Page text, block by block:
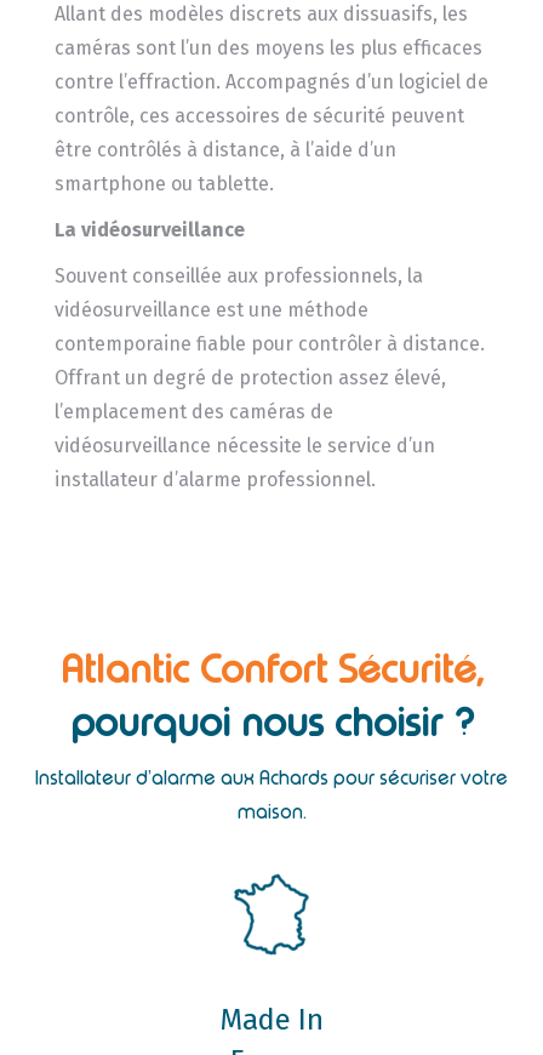
Allant des modèles discrets aux dissuasifs, les
caméras sont l’un des moyens les plus efficaces
contre l’effraction. Accompagnés d’un logiciel de
contrôle, ces accessoires de sécurité peuvent
être contrôlés à distance, à l’aide d’un
smartphone ou tablette.
La vidéosurveillance
Souvent conseillée aux professionnels, la
vidéosurveillance est une méthode
contemporaine fiable pour contrôler à distance.
Offrant un degré de protection assez élevé,
l’emplacement des caméras de
vidéosurveillance nécessite le service d’un
installateur d’alarme professionnel.
Atlantic Confort Sécurité,
pourquoi nous choisir ?
Installateur d’alarme aux Achards pour sécuriser votre
maison.
Made In